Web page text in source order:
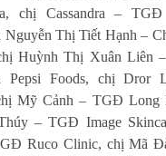
chị Cassandra – TGĐ
Nguyễn Thị Tiết Hạnh –
Huỳnh Thị Xuân Liên
Pepsi Foods, chị Dror
Mỹ Cảnh – TGĐ Long
– TGĐ Image
Ruco Clinic, chị Mã